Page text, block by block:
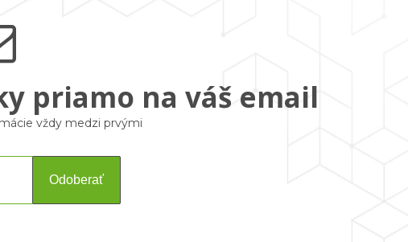
priamo na váš email
vždy medzi prvými
Odoberať